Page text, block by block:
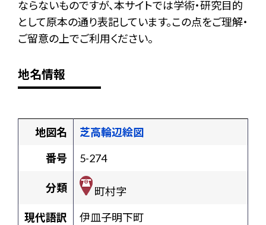
ならないものですが、本サイトでは学術・研究目的
として原本の通り表記しています。この点をご理解・
ご留意の上でご利用ください。
地名情報
地図名
芝高輪辺絵図
番号
5-274
分類
町村字
現代語訳
伊皿子明下町